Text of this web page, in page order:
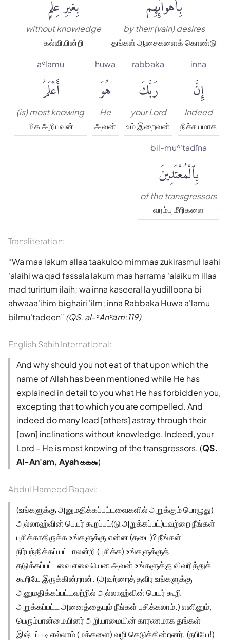
by their (vain) desires
தங்கள் ஆசைகளைக் கொண்டு
without knowledge
கல்வியின்றி
inna
إِنَّ
Indeed
நிச்சயமாக
rabbaka
رَبَّكَ
your Lord
உம் இறைவன்
huwa
هُوَ
He
அவன்
aʿlamu
أَعْلَمُ
(is) most knowing
மிக அறிபவன்
bil-muʿ'tadīna
بِٱلْمُعْتَدِينَ
of the transgressors
வரம்பு மீறிகளை
Transliteration:
Wa maa lakum allaa taakuloo mimmaa zukirasmul laahi
'alaihi wa qad fassala lakum maa harrama 'alaikum illaa
mad turirtum ilaih; wa inna kaseeral la yudilloona bi
ahwaaa'ihim bighairi 'ilm; inna Rabbaka Huwa a'lamu
bilmu'tadeen (QS. al-ʾAnʿām:119)
English Sahih International:
And why should you not eat of that upon which the
name of Allah has been mentioned while He has
explained in detail to you what He has forbidden you,
excepting that to which you are compelled. And
indeed do many lead [others] astray through their
[own] inclinations without knowledge. Indeed, your
Lord – He is most knowing of the transgressors. (QS.
Al-An'am, Ayah ௧௧௯)
Abdul Hameed Baqavi:
(உங்களுக்கு அனுமதிக்கப்பட்டவைகளில் அறுக்கும் பொழுது)
அல்லாஹ்வின் பெயர் கூறப்பட்(டு அறுக்கப்பட்)டவற்றை நீங்கள்
புசிக்காதிருக்க உங்களுக்கு என்ன (தடை)? நீங்கள்
நிர்பந்திக்கப் பட்டாலன்றி (புசிக்க) உங்களுக்குத்
தடுக்கப்பட்டவை எவையென அவன் உங்களுக்கு விவரித்துக்
கூறியே இருக்கின்றான். (அவற்றைத் தவிர உங்களுக்கு
அனுமதிக்கப்பட்டவற்றில் அல்லாஹ்வின் பெயர் கூறி
அறுக்கப்பட்ட அனைத்தையும் நீங்கள் புசிக்கலாம்.) எனினும்,
பெரும்பான்மையினர் அறியாமையின் காரணமாக தங்கள்
இஷ்டப்படி எல்லாம் (மக்களை) வழி கெடுக்கின்றனர். (நபியே!)